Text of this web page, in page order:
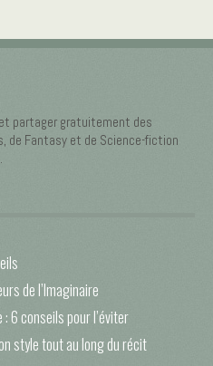
partager gratuitement des
de Fantasy et de Science-fiction
de l’Imaginaire
: 6 conseils pour l’éviter
style tout au long du récit